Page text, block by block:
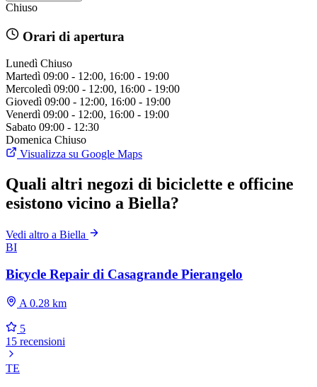
Chiuso
Orari di apertura
Lunedì Chiuso
Martedì 09:00 - 12:00, 16:00 - 19:00
Mercoledì 09:00 - 12:00, 16:00 - 19:00
Giovedì 09:00 - 12:00, 16:00 - 19:00
Venerdì 09:00 - 12:00, 16:00 - 19:00
Sabato 09:00 - 12:30
Domenica Chiuso
Visualizza su Google Maps
Quali altri negozi di biciclette e officine
esistono vicino a Biella?
Vedi altro a Biella
BI
Bicycle Repair di Casagrande Pierangelo
A 0.28 km
5
15 recensioni
TE